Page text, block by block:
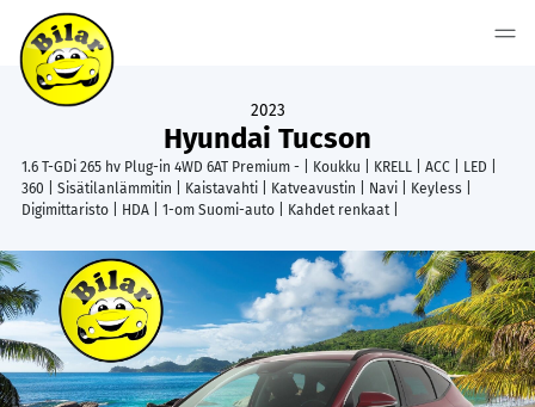
Hyundai Tucson
2023
1.6 T-GDi 265 hv Plug-in 4WD 6AT Premium - | Koukku | KRELL | ACC | LED |
360 | Sisätilanlämmitin | Kaistavahti | Katveavustin | Navi | Keyless |
Digimittaristo | HDA | 1-om Suomi-auto | Kahdet renkaat |